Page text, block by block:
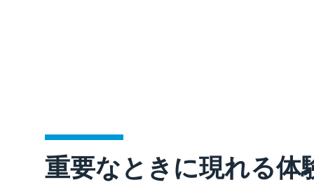
重要なときに現れる体